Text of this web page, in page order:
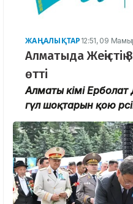
ЖАҢАЛЫҚТАР 12:51, 09
Алматыда
өтті
Алматы әкімі Ерболат
гүл шоқтарын қою